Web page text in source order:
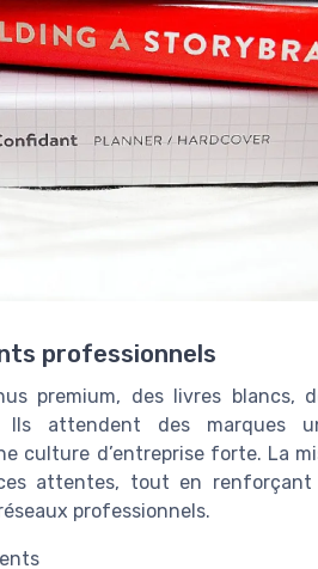
professionnels
premium, des livres blancs,
Ils attendent des marques
culture d’entreprise forte. La
attentes, tout en renforçant
professionnels.